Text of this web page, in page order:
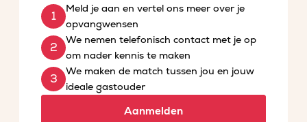
Meld je aan en vertel ons meer over je
opvangwensen
We nemen telefonisch contact met je op
om nader kennis te maken
We maken de match tussen jou en jouw
ideale gastouder
Aanmelden